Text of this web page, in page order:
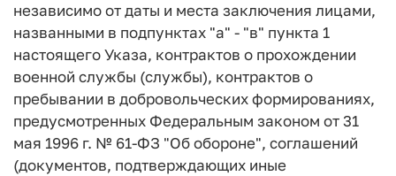
независимо от даты и места заключения лицами,
названными в подпунктах "а" - "в" пункта 1
настоящего Указа, контрактов о прохождении
военной службы (службы), контрактов о
пребывании в добровольческих формированиях,
предусмотренных Федеральным законом от 31
мая 1996 г. № 61-ФЗ "Об обороне", соглашений
(документов, подтверждающих иные